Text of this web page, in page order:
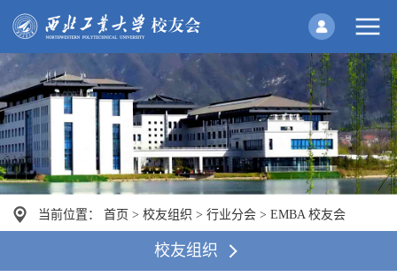
当前位置： 首页 >校友组织 >行业分会 >EMBA 校友会
校友组织